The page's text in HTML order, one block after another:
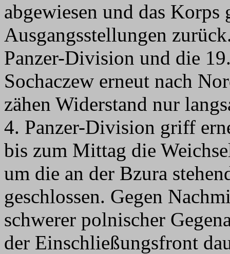
abgewiesen und das Korps
Ausgangsstellungen
Panzer-Division und die
Sochaczew erneut nach
zähen Widerstand nur
4. Panzer-Division griff
bis zum Mittag die
um die an der Bzura
geschlossen. Gegen
schwerer polnischer
der Einschließungsfront